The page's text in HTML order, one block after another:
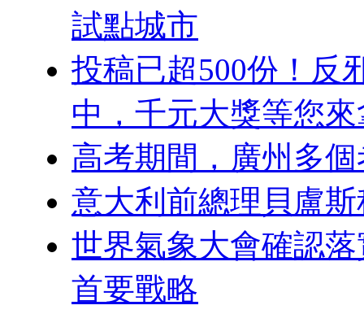
試點城市
投稿已超500份！反
中，千元大獎等您
高考期間，廣州多
意大利前總理貝盧
世界氣象大會確認
首要戰略